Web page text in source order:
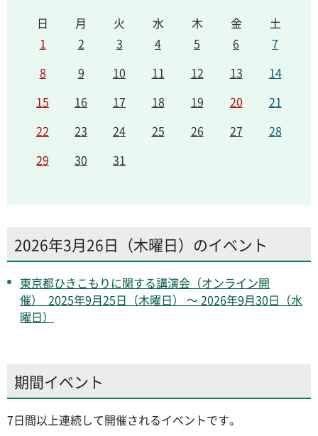
日 月 火 水 木 金
土
1
2 3 4 5 6
7
8
9 10 11 12 13
14
15
16 17 18 19 20
21
22
23 24 25 26 27
28
29
30 31
2026年3月26日（木曜日）のイベント
東京都ひきこもりに関する講演会（オンライン開
催） 2025年9月25日（木曜日） ～ 2026年9月30日（水
曜日）
期間イベント
7日間以上連続して開催されるイベントです。